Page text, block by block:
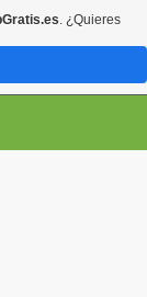
. ¿Quieres